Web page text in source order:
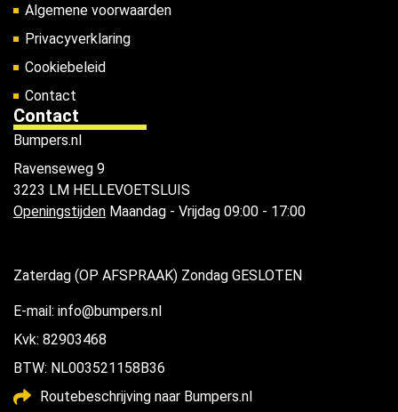
Algemene voorwaarden
Privacyverklaring
Cookiebeleid
Contact
Contact
Bumpers.nl
Ravenseweg 9
3223 LM HELLEVOETSLUIS
Openingstijden Maandag - Vrijdag 09:00 - 17:00
Zaterdag (OP AFSPRAAK) Zondag GESLOTEN
E-mail: info@bumpers.nl
Kvk: 82903468
BTW: NL003521158B36
Routebeschrijving naar Bumpers.nl